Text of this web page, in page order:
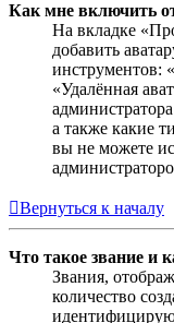
Как мне включить
На вкладке
добавить
инструментов:
«Удалённая
а также какие
вы не можете
Вернуться к началу
Что такое звание и
Звания,
количество